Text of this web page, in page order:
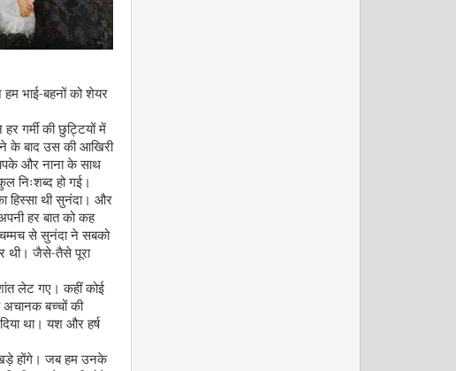
भाई-बहनों को शेयर
हर गर्मी की छुट्टियों में
के बाद उस की आखिरी
और नाना के साथ
निःशब्द हो गई।
हिस्सा थी सुनंदा। और
हर बात को कह
से सुनंदा ने सबको
थी। जैसे-तैसे पूरा
लेट गए। कहीं कोई
बच्चों की
था। यश और हर्ष
होंगे। जब हम उनके